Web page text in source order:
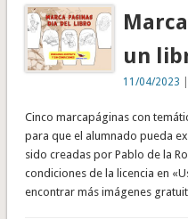
un
11/04/2023
Cinco marcapáginas con
para que el alumnado pueda
sido creadas por Pablo de la
condiciones de la licencia en
encontrar más imágenes